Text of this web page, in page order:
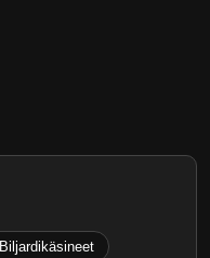
Biljardikäsineet